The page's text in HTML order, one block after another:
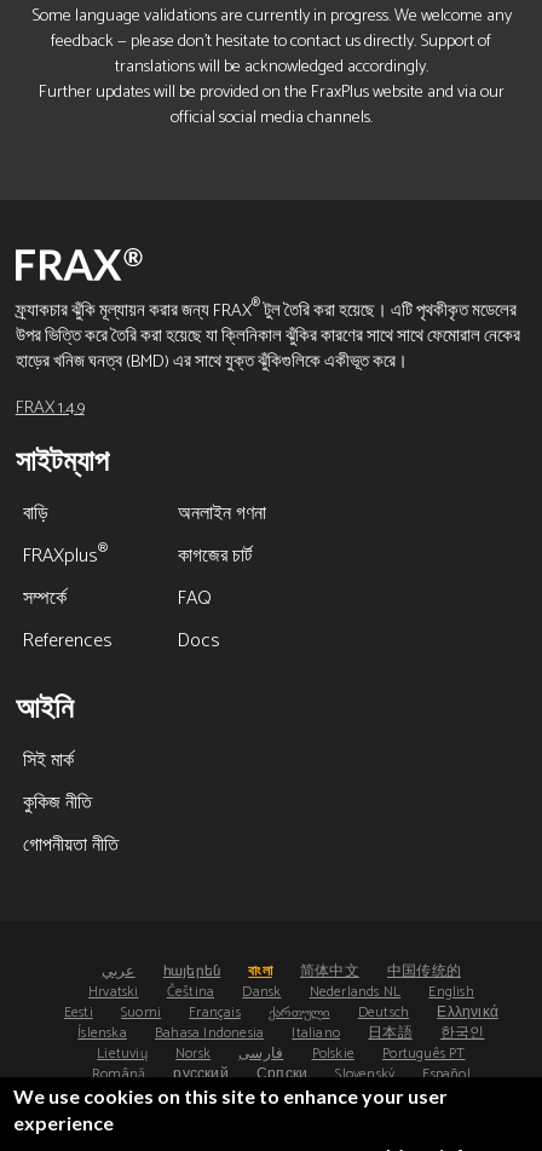
Some language validations are currently in progress. We welcome any
feedback — please don’t hesitate to contact us directly. Support of
translations will be acknowledged accordingly.
Further updates will be provided on the FraxPlus website and via our
official social media channels.
ফ্র্যাকচার ঝুঁকি মূল্যায়ন করার জন্য FRAX®টুল তৈরি করা হয়েছে। এটি পৃথকীকৃত মডেলের
উপর ভিত্তি করে তৈরি করা হয়েছে যা ক্লিনিকাল ঝুঁকির কারণের সাথে সাথে ফেমোরাল নেকের
হাড়ের খনিজ ঘনত্ব (BMD) এর সাথে যুক্ত ঝুঁকিগুলিকে একীভূত করে।
FRAX 1.4.9
সাইটম্যাপ
বাড়ি
অনলাইন গণনা
FRAXplus®
কাগজের চার্ট
সম্পর্কে
FAQ
References
Docs
আইনি
সিই মার্ক
কুকিজ নীতি
গোপনীয়তা নীতি
عربي հայերեն বাংলা 简体中文
中国传统的
Hrvatski
Čeština Dansk Nederlands NL
English
Eesti
Suomi Français ქართული Deutsch
Ελληνικά
Íslenska
Bahasa Indonesia Italiano 日本語
한국인
Lietuvių
Norsk فارسی Polskie
Português PT
Română
русский Српски Slovenský
Español
Svenska
ไทย Türk Українська
We use cookies on this site to enhance your user
experience